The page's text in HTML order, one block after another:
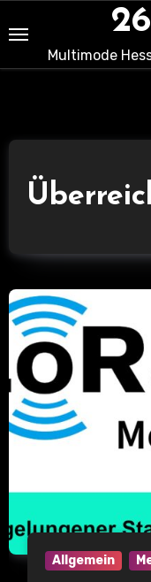
to
contentMultimode
Allgemein